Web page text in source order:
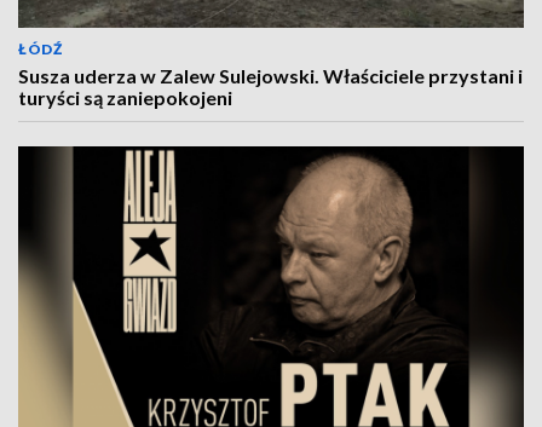
ŁÓDŹ
Susza uderza w Zalew Sulejowski. Właściciele przystani i
turyści są zaniepokojeni